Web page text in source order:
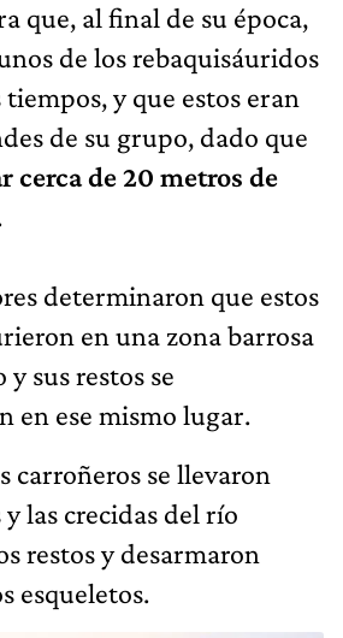
que, al final de su época,
de los rebaquisáuridos
y que estos eran
de su grupo, dado que
cerca de 20 metros de
determinaron que estos
en una zona barrosa
sus restos se
en ese mismo lugar.
carroñeros se llevaron
las crecidas del río
restos y desarmaron
esqueletos.